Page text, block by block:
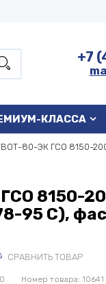
+7
КЛАССА
80-ЭК ГСО 8150-
8150-
95 С),
СРАВНИТЬ ТОВАР
Номер товара: 10641